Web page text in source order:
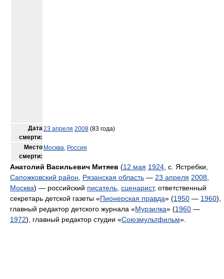
Дата
смерти:
23 апреля 2008 (83 года)
Место
смерти:
Москва, Россия
Анатолий Васильевич Митяев (12 мая 1924 , с. Ястребки,
Сапожковский район
Рязанская область — 23 апреля 2008
Москва) — российский писатель сценарист, ответственный
секретарь детской газеты «Пионерская правда» (1950 — 1960),
главный редактор детского журнала «Мурзилка» (1960 —
1972), главный редактор студии «Союзмультфильм».